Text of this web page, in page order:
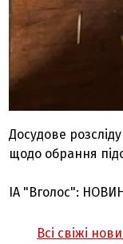
Досудове
щодо обрання
ІА "Вголос":
Всі свіжі